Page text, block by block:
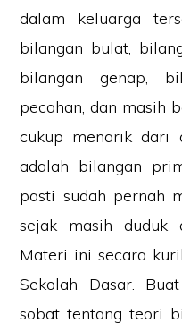
dalam keluarga
bilangan bulat,
bilangan genap,
pecahan, dan masih
cukup menarik dari
adalah bilangan
pasti sudah pernah
sejak masih duduk
Materi ini secara
Sekolah Dasar.
sobat tentang teori